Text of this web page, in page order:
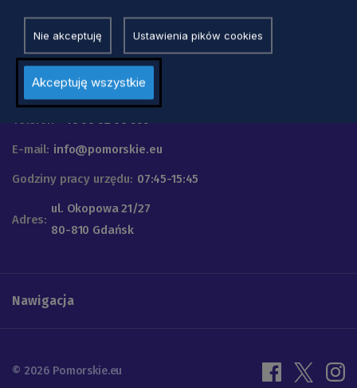
Urząd Marszałkowski
Województwa Pomorskiego
Telefon +48 58 32 68 555
E-mail: info@pomorskie.eu
Godziny pracy urzędu: 07:45-15:45
Adres:
ul. Okopowa 21/27
80-810 Gdańsk
Nawigacja
© 2026 Pomorskie.eu
Nie akceptuję Ustawienia pików cookies
Akceptuję wszystkie